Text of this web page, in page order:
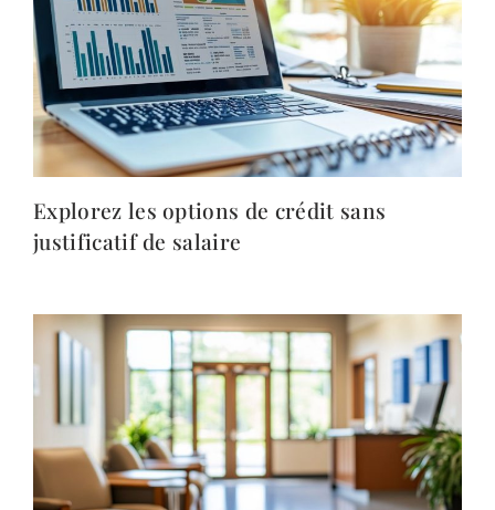
Explorez les options de crédit sans
justificatif de salaire